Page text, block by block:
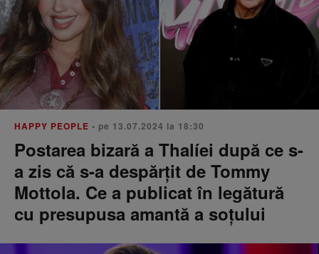
HAPPY PEOPLE • pe 13.07.2024 la 18:30
Postarea bizară a Thalíei după ce s-
a zis că s-a despărțit de Tommy
Mottola. Ce a publicat în legătură
cu presupusa amantă a soțului